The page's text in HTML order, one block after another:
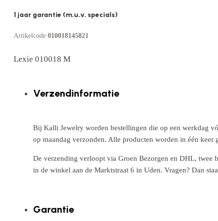
1 jaar garantie (m.u.v. specials)
Artikelcode 010018145821
Lexie 010018 M
Verzendinformatie
Bij Kalli Jewelry worden bestellingen die op een werkdag
op maandag verzonden. Alle producten worden in één
De verzending verloopt via Groen Bezorgen en DHL, twee
in de winkel aan de Marktstraat 6 in Uden. Vragen? Dan
Garantie